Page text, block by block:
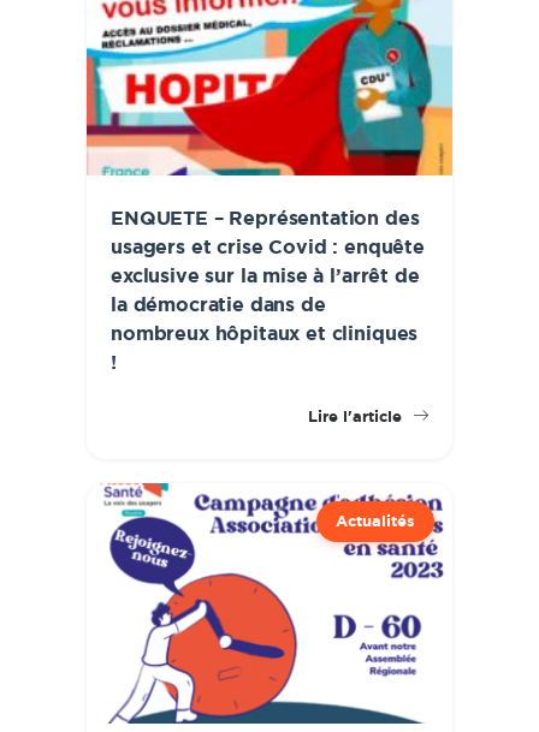
ENQUETE – Représentation des
usagers et crise Covid : enquête
exclusive sur la mise à l’arrêt de
la démocratie dans de
nombreux hôpitaux et cliniques
!
Lire l'article
Actualités